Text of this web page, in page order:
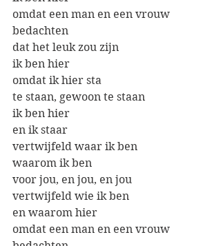
omdat een man en een vrouw
bedachten
dat het leuk zou zijn
ik ben hier
omdat ik hier sta
te staan, gewoon te staan
ik ben hier
en ik staar
vertwijfeld waar ik ben
waarom ik ben
voor jou, en jou, en jou
vertwijfeld wie ik ben
en waarom hier
omdat een man en een vrouw